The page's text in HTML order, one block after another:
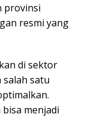
provinsi
resmi yang
di sektor
satu
menjadi